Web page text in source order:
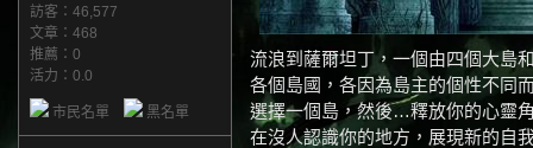
訪客：46,577
文章：468
推薦： 0
活力：0.0
市民名單 黑名單
流浪到薩爾坦丁，一個由四個大島
各個島國，各因為島主的個性不同
選擇一個島，然後…釋放你的心靈
在沒人認識你的地方，展現新的自